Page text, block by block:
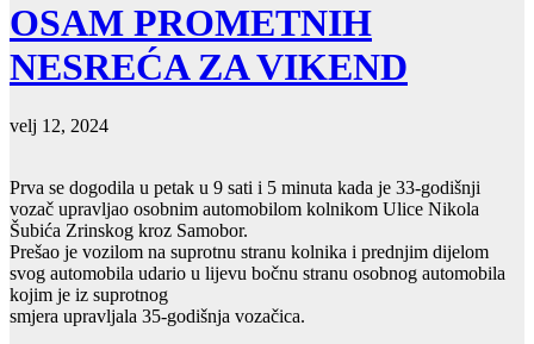
OSAM PROMETNIH
NESREĆA ZA VIKEND
velj 12, 2024
Prva se dogodila u petak u 9 sati i 5 minuta kada je 33-godišnji
vozač upravljao osobnim automobilom kolnikom Ulice Nikola
Šubića Zrinskog kroz Samobor.
Prešao je vozilom na suprotnu stranu kolnika i prednjim dijelom
svog automobila udario u lijevu bočnu stranu osobnog automobila
kojim je iz suprotnog
smjera upravljala 35-godišnja vozačica.